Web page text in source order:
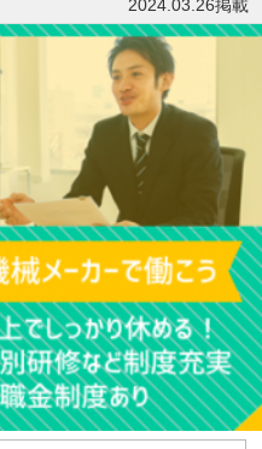
2024.03.26掲載